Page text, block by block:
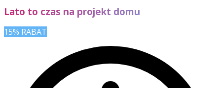
Lato to czas na projekt domu
15% RABAT